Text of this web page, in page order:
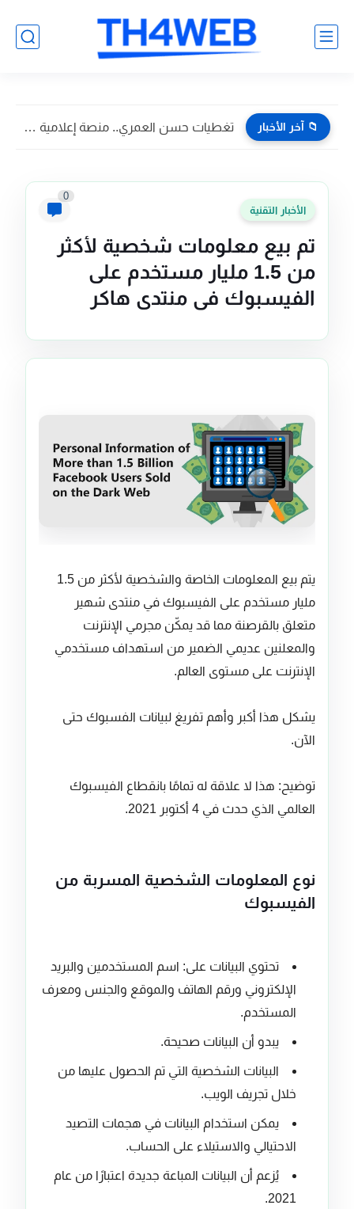
📁 آخر الأخبار تغطيات حسن العمري.. منصة إعلامية تسويقية تواكب أبرز فعاليات وأخبار...
الأخبار التقنية
0
تم بيع معلومات شخصية لأكثر
من 1.5 مليار مستخدم على
الفيسبوك في منتدى هاكر
يتم بيع المعلومات الخاصة والشخصية لأكثر من 1.5
مليار مستخدم على الفيسبوك في منتدى شهير
متعلق بالقرصنة مما قد يمكّن مجرمي الإنترنت
والمعلنين عديمي الضمير من استهداف مستخدمي
الإنترنت على مستوى العالم.
يشكل هذا أكبر وأهم تفريغ لبيانات الفسبوك حتى
الآن.
توضيح: هذا لا علاقة له تمامًا بانقطاع الفيسبوك
العالمي الذي حدث في 4 أكتوبر 2021.
نوع المعلومات الشخصية المسربة من
الفيسبوك
تحتوي البيانات على: اسم المستخدمين والبريد
الإلكتروني ورقم الهاتف والموقع والجنس ومعرف
المستخدم.
يبدو أن البيانات صحيحة.
البيانات الشخصية التي تم الحصول عليها من
خلال تجريف الويب.
يمكن استخدام البيانات في هجمات التصيد
الاحتيالي والاستيلاء على الحساب.
يُزعم أن البيانات المباعة جديدة اعتبارًا من عام
2021.